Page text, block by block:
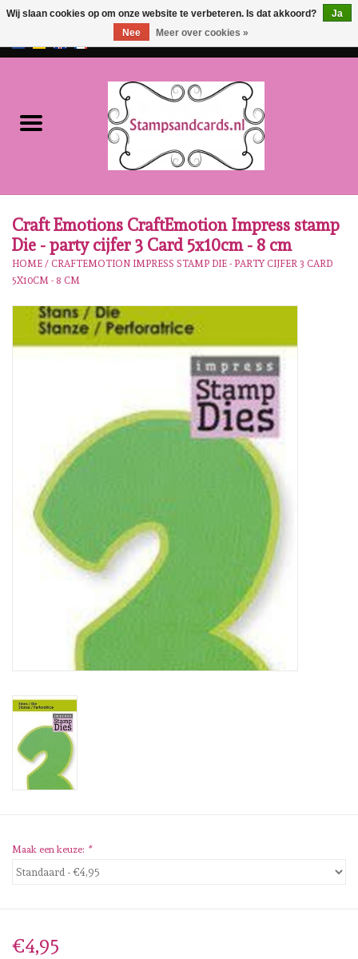
EUR/GBP
NIEUW!!
Crealies
Onze Merken
Stempelinkt
Stempelaccesoires
Papier (blokjes) &
Embellishment/bedeltjes
Diversen
Embossingpoeders
Gereedschap
Craft Emotions CraftEmotion Impress stamp
Die - party cijfer 3 Card 5x10cm - 8 cm
HOME / CRAFTEMOTION IMPRESS STAMP DIE - PARTY CIJFER 3 CARD
5X10CM - 8 CM
Maak een keuze: *
€4,95
Wij slaan cookies op om onze website te verbeteren. Is dat akkoord?
Ja
Nee
Meer over cookies »